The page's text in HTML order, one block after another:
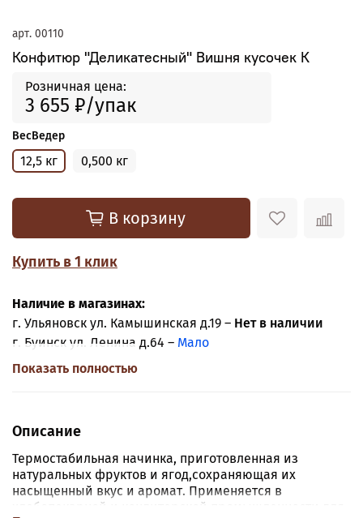
арт. 00110
Конфитюр "Деликатесный" Вишня кусочек К
Розничная цена:
3 655 ₽
ВесВедер
12,5 кг 0,500 кг
В корзину
Купить в 1 клик
Наличие в магазинах:
г. Ульяновск ул. Камышинская д.19 – Нет в наличии
г. Буинск ул. Ленина д.64 – Мало
Показать полностью
Описание
Термостабильная начинка, приготовленная из
натуральных фруктов и ягод,сохраняющая их
насыщенный вкус и аромат. Применяется в
хлебопекарной и кондитерской промышленности для